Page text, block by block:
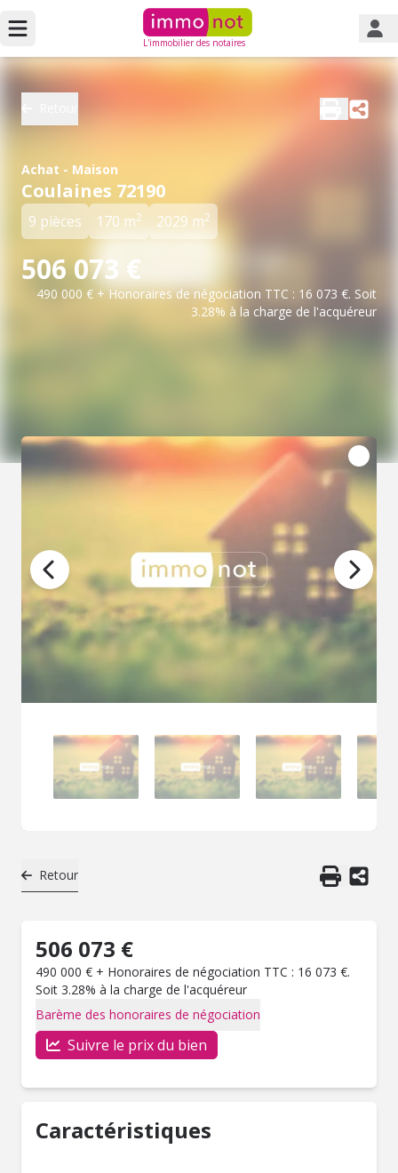
L'immobilier des notaires
Achat - Maison
Coulaines 72190
9 pièces 170 m2 2029 m2
506 073 €
490 000 € + Honoraires de négociation TTC : 16 073 €. Soit
3.28% à la charge de l'acquéreur
Retour
506 073 €
490 000 € + Honoraires de négociation TTC : 16 073 €.
Soit 3.28% à la charge de l'acquéreur
Barème des honoraires de négociation
Suivre le prix du bien
Caractéristiques